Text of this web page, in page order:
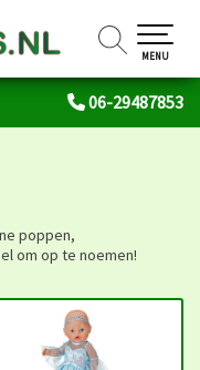
06-29487853
MENU
poppen,
om op te noemen!